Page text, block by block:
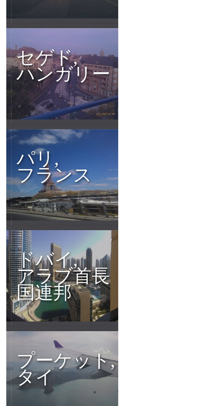
セゲド,
ハンガリー
パリ,
フランス
ドバイ,
アラブ首長
国連邦
プーケット,
タイ